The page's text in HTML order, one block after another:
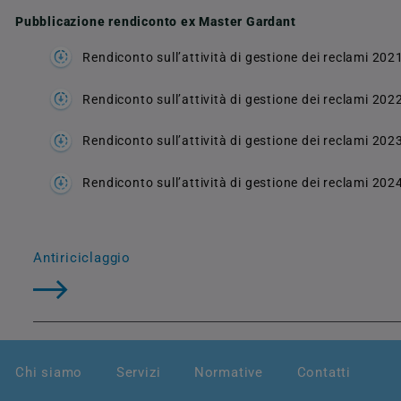
Pubblicazione rendiconto ex Master Gardant
Rendiconto sull’attività di gestione dei reclami 2021
Rendiconto sull’attività di gestione dei reclami 2022
Rendiconto sull’attività di gestione dei reclami 2023
Rendiconto sull’attività di gestione dei reclami
Antiriciclaggio
Chi siamo Servizi Normative Contatti